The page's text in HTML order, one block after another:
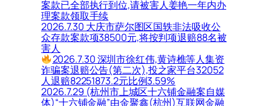
案款已全部执行到位,请被害人姜艳一年内办
理案款领取手续
2026.7.30 大庆市萨尔图区国轶非法吸收公
众存款案款项38500元,将按判项退赔88名被
害人
2026.7.30 深圳市徐红伟,黄诗樵等人集资
诈骗案退赔公告(第二次),投之家平台32052
人退赔82251873.2元比例3.59%
2026.7.29 (杭州市上城区十六铺金融案自媒
体)“十六铺金融”由金聚鑫(杭州)互联网金融